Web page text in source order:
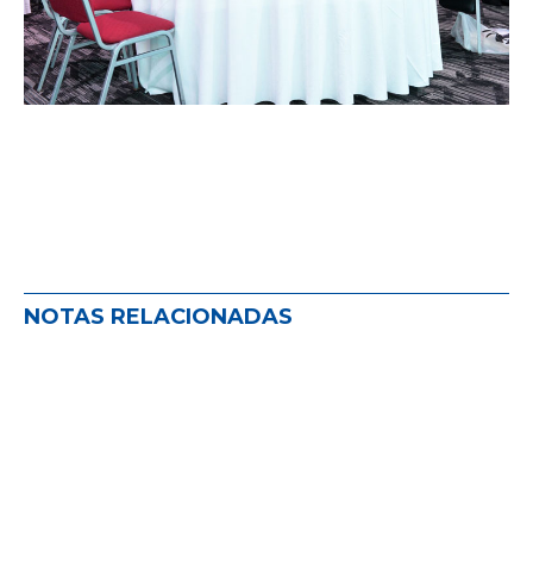
NOTAS RELACIONADAS